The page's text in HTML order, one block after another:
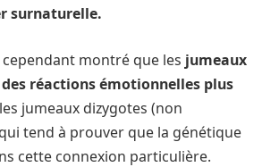
surnaturelle.
montré que les jumeaux
réactions émotionnelles plus
jumeaux dizygotes (non
tend à prouver que la génétique
cette connexion particulière.